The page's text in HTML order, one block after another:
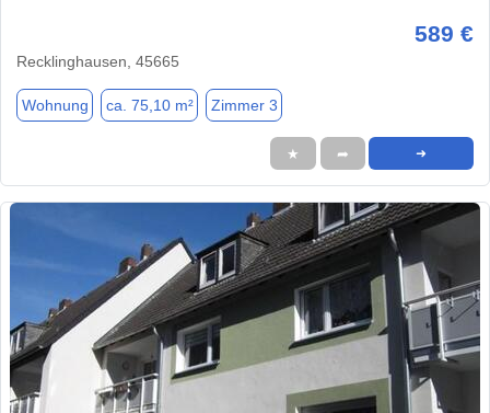
589 €
Recklinghausen, 45665
Wohnung ca. 75,10 m² Zimmer 3
★ ➦ ➜